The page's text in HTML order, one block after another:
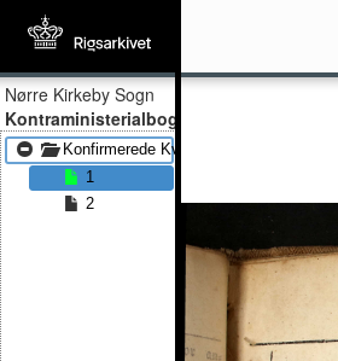
Nørre Kirkeby Sogn
Kontraministerialbog
Konfirmerede Kvinder 1815
1
2